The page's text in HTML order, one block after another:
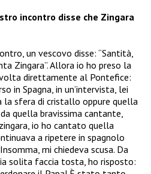
incontro disse che Zingara
un vescovo disse: “Santità,
Zingara”. Allora io ho preso la
direttamente al Pontefice:
in Spagna, in un’intervista, lei
la sfera di cristallo oppure quella
quella bravissima cantante,
io ho cantato quella
a ripetere in spagnolo
mi chiedeva scusa. Da
solita faccia tosta, ho risposto: